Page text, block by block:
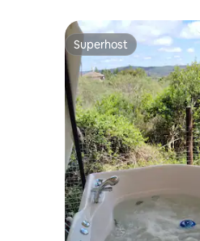
Superhost
Superhost